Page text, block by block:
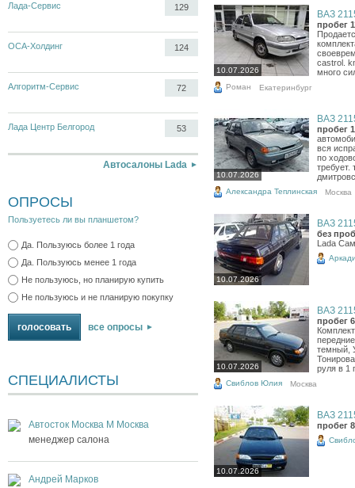
Лада-Сервис 129
ОСА-Холдинг 124
Алгоритм-Сервис 72
Лада Центр Белгород 53
Автосалоны Lada
ОПРОСЫ
Пользуетесь ли вы планшетом?
Да. Пользуюсь более 1 года
Да. Пользуюсь менее 1 года
Не пользуюсь, но планирую купить
Не пользуюсь и не планирую покупку
все опросы
СПЕЦИАЛИСТЫ
Автосток Москва М Москва
менеджер салона
Андрей Марков
10.07.2026
ВАЗ
пробег
castrol.
много
Роман Екатеринбург
10.07.2026
ВАЗ
пробег
вся
по
требует.
Александра Теплинская Москва
10.07.2026
ВАЗ
без
Lada
10.07.2026
ВАЗ
пробег
темный,
руля в 1
Свиблов Юлия Москва
10.07.2026
ВАЗ
пробег